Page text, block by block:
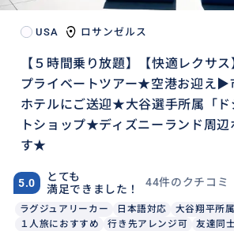
USA ロサンゼルス
【５時間乗り放題】【快適レクサ
プライベートツアー★空港お迎え
ホテルにご送迎★大谷選手所属「ド
トショップ★ディズニーランド周辺
す★
5.0
とても
満足できました！
44件のクチコミ
ラグジュアリーカー 日本語対応
大谷翔平所
１人旅におすすめ
行き先アレンジ可
友達同